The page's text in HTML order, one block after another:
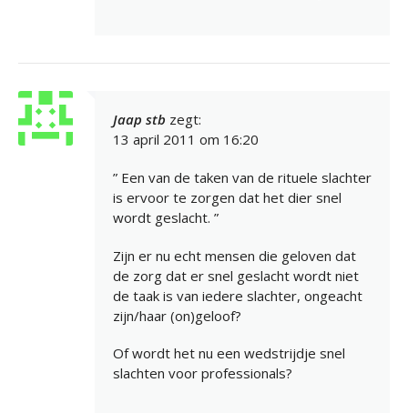
Jaap stb zegt:
13 april 2011 om 16:20
” Een van de taken van de rituele slachter
is ervoor te zorgen dat het dier snel
wordt geslacht. ”
Zijn er nu echt mensen die geloven dat
de zorg dat er snel geslacht wordt niet
de taak is van iedere slachter, ongeacht
zijn/haar (on)geloof?
Of wordt het nu een wedstrijdje snel
slachten voor professionals?